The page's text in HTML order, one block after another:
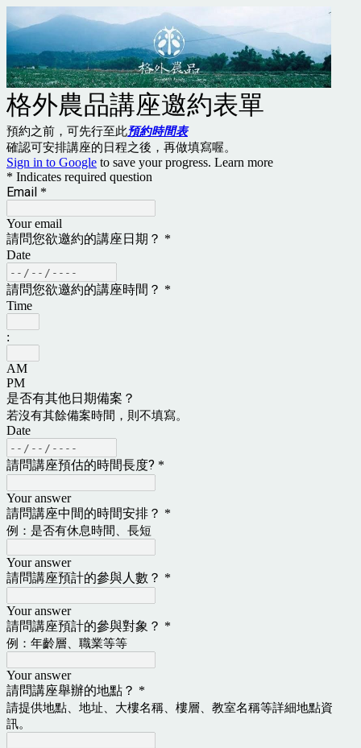
格外農品講座邀約表單
預約之前，可先行至此預約時間表
確認可安排講座的日程之後，再做填寫喔。
Sign in to Google to save your progress. Learn more
* Indicates required question
Email *
Your email
請問您欲邀約的講座日期？ *
Date
請問您欲邀約的講座時間？ *
Time
:
AM
PM
是否有其他日期備案？
若沒有其餘備案時間，則不填寫。
Date
請問講座預估的時間長度? *
Your answer
請問講座中間的時間安排？ *
例：是否有休息時間、長短
Your answer
請問講座預計的參與人數？ *
Your answer
請問講座預計的參與對象？ *
例：年齡層、職業等等
Your answer
請問講座舉辦的地點？ *
請提供地點、地址、大樓名稱、樓層、教室名稱等詳細地點資
訊。